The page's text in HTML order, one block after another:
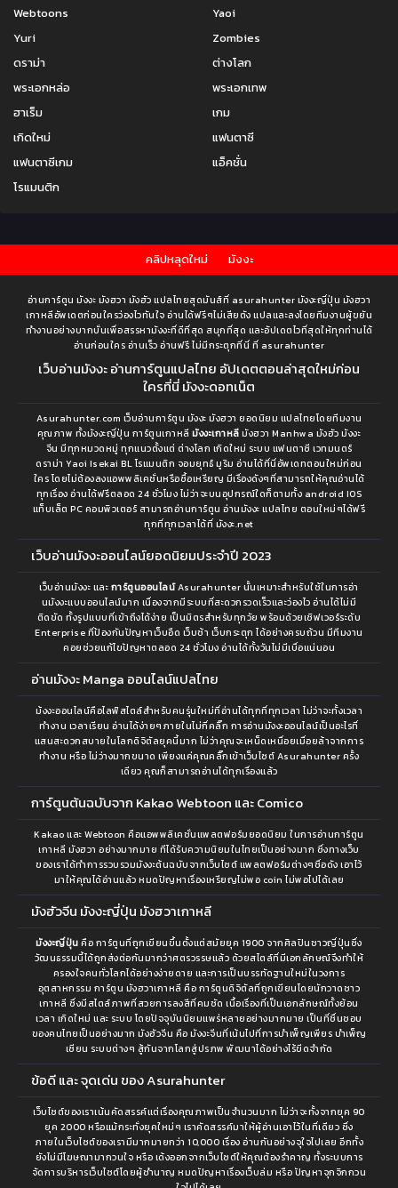
Webtoons
Yaoi
Yuri
Zombies
ดราม่า
ต่างโลก
พระเอกหล่อ
พระเอกเทพ
ฮาเร็ม
เกม
เกิดใหม่
แฟนตาซี
แฟนตาซีเกม
แอ็คชั่น
โรแมนติก
คลิปหลุดใหม่ มังงะ
อ่านการ์ตูน มังงะ มังฮวา มังฮัว แปลไทยสุดมันส์ที่ asurahunter มังงะญี่ปุ่น มังฮวา
เกาหลีอัพเดตก่อนใครว่องไวทันใจ อ่านได้ฟรีๆไม่เสียตัง แปลและลงโดยทีมงานผู้ขยัน
ทำงานอย่างบากบั่นเพื่อสรรหามังงะที่ดีที่สุด สนุกที่สุด และอัปเดตไวที่สุดให้ทุกท่านได้
อ่านก่อนใคร อ่านเร็ว อ่านฟรี ไม่มีกระตุกที่นี่ ที่ asurahunter
เว็บอ่านมังงะ อ่านการ์ตูนแปลไทย อัปเดตตอนล่าสุดใหม่ก่อน
ใครที่นี่ มังงะดอทเน็ต
Asurahunter.com เว็บอ่านการ์ตูน มังงะ มังฮวา ยอดนิยม แปลไทยโดยทีมงาน
คุณภาพ ทั้งมังงะญี่ปุ่น การ์ตูนเกาหลีมังงะเกาหลี มังฮวา Manhwa มังฮัว มังงะ
จีน มีทุกหมวดหมู่ ทุกแนวตั้งแต่ ต่างโลก เกิดใหม่ ระบบ แฟนตาซี เวทมนตร์
ดราม่า Yaoi Isekai BL โรแมนติก จอมยุทธ์ มูริม อ่านได้ที่นี่อัพเดทตอนใหม่ก่อน
ใคร โดยไม่ต้องลงแอพพลิเคชั่นหรือซื้อเหรียญ มีเรื่องดังๆที่สามารถให้คุณอ่านได้
ทุกเรื่อง อ่านได้ฟรีตลอด 24 ชั่วโมง ไม่ว่าจะบนอุปกรณ์ใดก็ตามทั้ง android IOS
แท็บเล็ต PC คอมพิวเตอร์ สามารถอ่านการ์ตูน อ่านมังงะ แปลไทย ตอนใหม่ๆได้ฟรี
ทุกที่ทุกเวลาได้ที่ มังงะ.net
เว็บอ่านมังงะออนไลน์ยอดนิยมประจำปี 2023
เว็บอ่านมังงะ และ การ์ตูนออนไลน์Asurahunter นั้นเหมาะสำหรับใช้ในการอ่า
นมังงะแบบออนไลน์มาก เนื่องจากมีระบบที่สะดวกรวดเร็วและว่องไว อ่านได้ไม่มี
ติดขัด ทั้งรูปแบบที่เข้าถึงได้ง่าย เป็นมิตรสำหรับทุกวัย พร้อมด้วยเซิฟเวอร์ระดับ
Enterprise ที่ป้องกันปัญหาเว็บอืด เว็บช้า เว็บกระตุก ได้อย่างครบถ้วน มีทีมงาน
คอยช่วยแก้ไขปัญหาตลอด 24 ชั่วโมง อ่านได้ทั้งวันไม่มีเบื่อแน่นอน
อ่านมังงะ Manga ออนไลน์แปลไทย
ม้งงะออนไลน์คือไลฟ์สไตล์สำหรับคนรุ่นใหม่ที่อ่านได้ทุกที่ทุกเวลา ไม่ว่าจะทั้งเวลา
ทำงาน เวลาเรียน อ่านได้ง่ายๆภายในไม่กี่คลิ๊ก การอ่านมังงะออนไลน์เป็นอะไรที่
แสนสะดวกสบายในโลกดิจิตัลยุคนี้มาก ไม่ว่าคุณจะเหน็ดเหนื่อยเมื่อยล้าจากการ
ทำงาน หรือ ไม่ว่างมากขนาด เพียงแค่คุณคลิ๊กเข้าเว็บไซต์ Asurahunter ครั้ง
เดียว คุณก็สามารถอ่านได้ทุกเรื่องแล้ว
การ์ตูนต้นฉบับจาก Kakao Webtoon และ Comico
Kakao และ Webtoon คือแอพพลิเคชั่นแพลตฟอร์มยอดนิยม ในการอ่านการ์ตูน
เกาหลี มังฮวา อย่างมากมาย ทีได้รับความนิยมในไทยเป็นอย่างมาก ซึ่งทางเว็บ
ของเราได้ทำการรวบรวมมังงะต้นฉบับจากเว็บไซต์ แพลตฟอร์มต่างๆชื่อดัง เอาไว้
มาให้คุณได้อ่านแล้ว หมดปัญหาเรื่องเหรียญไม่พอ coin ไม่พอไปได้เลย
มังฮัวจีน มังงะญี่ปุ่น มังฮวาเกาหลี
มังงะญี่ปุ่น คือ การ์ตูนที่ถูกเขียนขึ้นตั้งแต่สมัยยุค 1900 จากศิลปินชาวญี่ปุ่นซึ่ง
วัฒนธรรมนี้ได้ถูกส่งต่อกันมากว่าศตรวรรษแล้ว ด้วยสไตล์ที่มีเอกลักษณ์จึงทำให้
ครองใจคนทั่วโลกได้อย่างง่ายดาย และการเป็นบรรทัดฐานใหม่ในวงการ
อุตสาหกรรม การ์ตูน มังฮวาเกาหลี คือ การ์ตูนดิจิตัลที่ถูกเขียนโดยนักวาดชาว
เกาหลี ซึ่งมีสไตล์ภาพที่สวยการลงสีที่คมชัด เนื้อเรื่องที่เป็นเอกลักษณ์ทั้งย้อน
เวลา เกิดใหม่ และ ระบบ โดยปัจจุบันนิยมแพร่หลายอย่างมากมาย เป็นที่ชื่นชอบ
ของคนไทยเป็นอย่างมาก มังฮัวจีน คือ มังงะจีนที่เน้นไปที่การบำเพ็ญเพียร บำเพ็ญ
เซียน ระบบต่างๆ สู้กันจากโลกสู่ปรภพ พัฒนาได้อย่างไร้ขีดจำกัด
ข้อดี และ จุดเด่น ของ Asurahunter
เว็บไซต์ของเราเน้นคัดสรรค์แต่เรื่องคุณภาพเป็นจำนวนมาก ไม่ว่าจะทั้งจากยุค 90
ยุค 2000 หรือแม้กระทั่งยุคใหม่ๆ เราคัดสรรค์มาให้ผู้อ่านเอาไว้ในที่เดียว ซึ่ง
ภายในเว็บไซต์ของเรามีมากมายกว่า 10,000 เรื่อง อ่านกันอย่างจุใจไปเลย อีกทั้ง
ยังไม่มีโฆษณามากวนใจ หรือ เด้งออกจากเว็บไซต์ให้คุณต้องรำคาญ ทั้งระบบการ
จัดการบริหารเว็บไซต์โดยผู้ชำนาญ หมดปัญหาเรื่องเว็บล่ม หรือ ปัญหาจุกจิกกวน